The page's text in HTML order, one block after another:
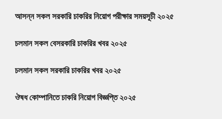
আসন্ন সকল সরকারি চাকরির নিয়োগ পরীক্ষার সময়সূচী ২০২৫
চলমান সকল বেসরকারি চাকরির খবর ২০২৫
চলমান সকল সরকারি চাকরির খবর ২০২৫
ঔষধ কোম্পানিতে চাকরি নিয়োগ বিজ্ঞপ্তি ২০২৫